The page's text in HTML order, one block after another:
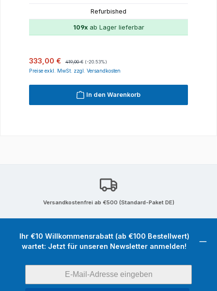
Refurbished
109xab Lager lieferbar
Verkaufspreis:
333,00 € 419,00 € (-20.53%)
Preise exkl. MwSt. zzgl. Versandkosten
In den Warenkorb
Versandkostenfrei ab €500 (Standard-Paket DE)
Ihr €10 Willkommensrabatt (ab €100 Bestellwert)
wartet: Jetzt für unseren Newsletter anmelden!